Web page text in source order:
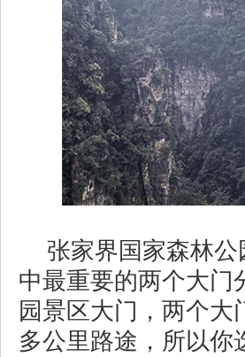
张家界国家森林
中最重要的两个大门
园景区大门，两个
多公里路途，所以你